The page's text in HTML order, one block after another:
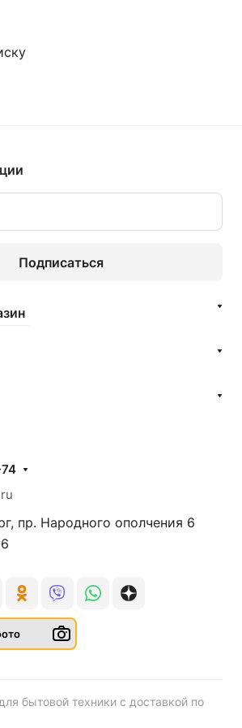
Подписаться
пр. Народного ополчения 6
бытовой техники с доставкой по